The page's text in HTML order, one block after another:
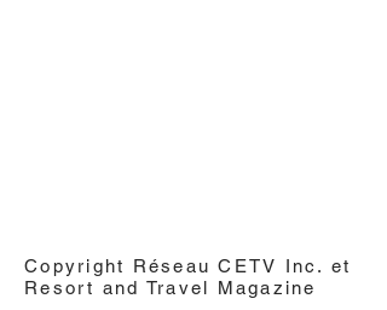
Copyright Réseau CETV Inc. et
Resort and Travel Magazine